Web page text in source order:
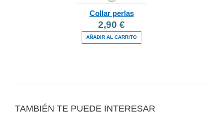
Collar perlas
2,90 €
AÑADIR AL CARRITO
TAMBIÉN TE PUEDE INTERESAR